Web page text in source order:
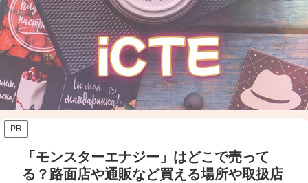
PR
「モンスターエナジー」はどこで売って
る？路面店や通販など買える場所や取扱店